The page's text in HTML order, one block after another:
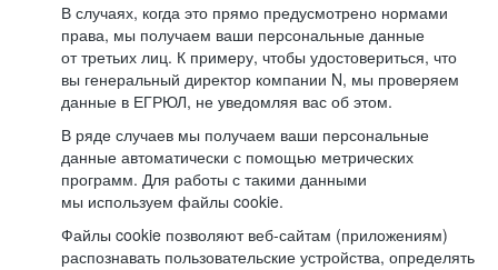
В случаях, когда это прямо предусмотрено нормами
права, мы получаем ваши персональные данные
от третьих лиц. К примеру, чтобы удостовериться, что
вы генеральный директор компании N, мы проверяем
данные в ЕГРЮЛ, не уведомляя вас об этом.
В ряде случаев мы получаем ваши персональные
данные автоматически с помощью метрических
программ. Для работы с такими данными
мы используем файлы cookie.
Файлы cookie позволяют веб-сайтам (приложениям)
распознавать пользовательские устройства, определять